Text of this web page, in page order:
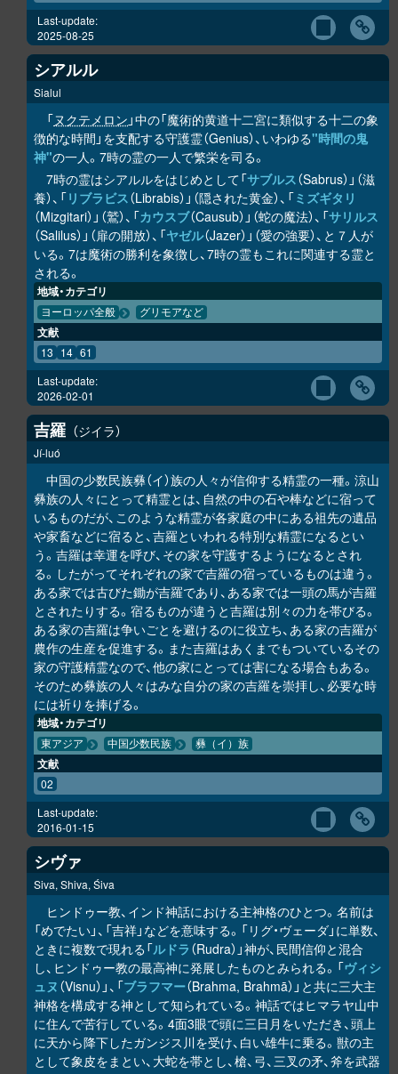
Last-update:
2025-08-25
シアルル
Sialul
「ヌクテメロン 」中の「魔術的黄道十二宮に類似する十二の象
徴的な時間」を支配する守護霊（Genius）、いわゆる"時間の鬼
神"の一人。7時の霊の一人で繁栄を司る。
7時の霊はシアルルをはじめとして「サブルス（Sabrus）」（滋
養）、「リブラビス（Librabis）」（隠された黄金）、「ミズギタリ
（Mizgitari）」（鷲）、「カウスブ（Causub）」（蛇の魔法）、「サリルス
（Salilus）」（扉の開放）、「ヤゼル（Jazer）」（愛の強要）、と７人が
いる。7は魔術の勝利を象徴し、7時の霊もこれに関連する霊と
される。
地域・カテゴリ
ヨーロッパ全般 グリモアなど
文献
13 14 61
Last-update:
2026-02-01
吉羅 ジイラ
Jí-luó
中国の少数民族彝（イ）族の人々が信仰する精霊の一種。涼山
彝族の人々にとって精霊とは、自然の中の石や棒などに宿って
いるものだが、このような精霊が各家庭の中にある祖先の遺品
や家畜などに宿ると、吉羅といわれる特別な精霊になるとい
う。吉羅は幸運を呼び、その家を守護するようになるとされ
る。したがってそれぞれの家で吉羅の宿っているものは違う。
ある家では古びた鋤が吉羅であり、ある家では一頭の馬が吉羅
とされたりする。宿るものが違うと吉羅は別々の力を帯びる。
ある家の吉羅は争いごとを避けるのに役立ち、ある家の吉羅が
農作の生産を促進する。また吉羅はあくまでもついているその
家の守護精霊なので、他の家にとっては害になる場合もある。
そのため彝族の人々はみな自分の家の吉羅を崇拝し、必要な時
には祈りを捧げる。
地域・カテゴリ
東アジア 中国少数民族 彝（イ）族
文献
02
Last-update:
2016-01-15
シヴァ
Siva, Shiva, Śiva
ヒンドゥー教、インド神話における主神格のひとつ。名前は
「めでたい」、「吉祥」などを意味する。「リグ・ヴェーダ」に単数、
ときに複数で現れる「ルドラ （Rudra）」神が、民間信仰と混合
し、ヒンドゥー教の最高神に発展したものとみられる。「ヴィシ
ュヌ （Visnu）」、「ブラフマー（Brahma, Brahmā）」と共に三大主
神格を構成する神として知られている。神話ではヒマラヤ山中
に住んで苦行している。4面3眼で頭に三日月をいただき、頭上
に天から降下したガンジス川を受け、白い雄牛に乗る。獣の主
として象皮をまとい、大蛇を帯とし、槍、弓、三叉の矛、斧を武器